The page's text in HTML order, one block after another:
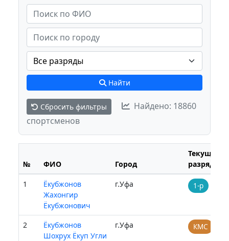
Найти
Сбросить фильтры
Найдено: 18860
спортсменов
№ ФИО Город
Текущий
разряд
1
Ёкубжонов
Жахонгир
Ёкубжонович
г.Уфа 1-р
2
Ёкубжонов
Шохрух Ёкуп Угли
г.Уфа КМС